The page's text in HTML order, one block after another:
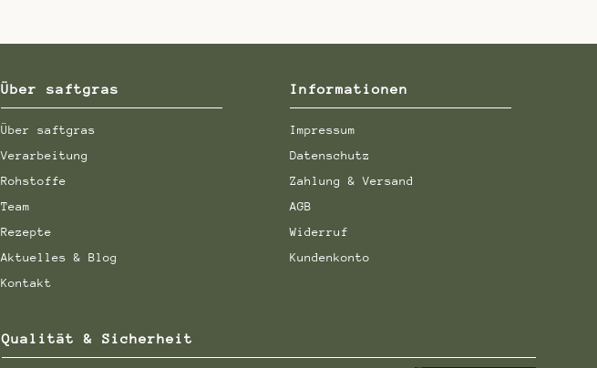
Über saftgras
Über saftgras
Verarbeitung
Rohstoffe
Team
Rezepte
Aktuelles & Blog
Kontakt
Informationen
Impressum
Datenschutz
Zahlung & Versand
AGB
Widerruf
Kundenkonto
Qualität & Sicherheit